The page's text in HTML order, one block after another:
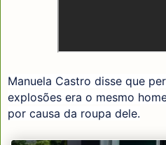
Manuela Castro disse que
explosões era o mesmo
por causa da roupa dele.